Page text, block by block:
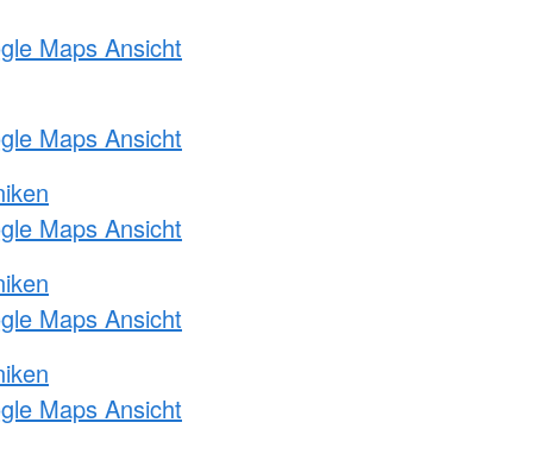
Maps Ansicht
Maps Ansicht
Maps Ansicht
Maps Ansicht
Maps Ansicht